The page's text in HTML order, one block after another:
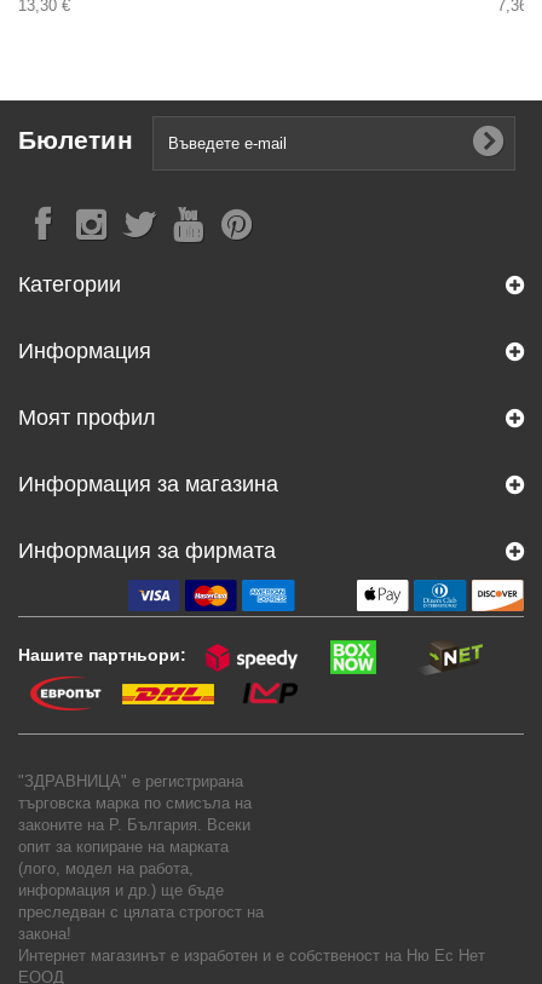
13,30 € 7,36 €
Бюлетин
Категории
Информация
Моят профил
Информация за магазина
Информация за фирмата
Нашите партньори:
"ЗДРАВНИЦА" е регистрирана
търговска марка по смисъла на
законите на Р. България. Всеки
опит за копиране на марката
(лого, модел на работа,
информация и др.) ще бъде
преследван с цялата строгост на
закона!
Интернет магазинът е изработен и е собственост на Ню Ес Нет
ЕООД